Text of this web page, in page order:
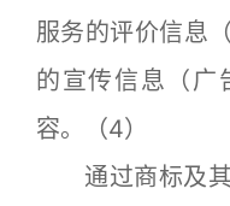
服务的评价信息
的宣传信息（广
容。（4）
通过商标及其